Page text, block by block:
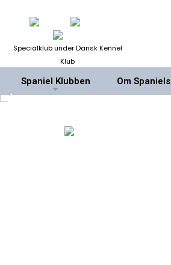
Specialklub under Dansk Kennel
Klub
Spaniel Klubben Om Spaniels